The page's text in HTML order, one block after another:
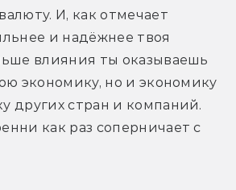
И, как отмечает
и надёжнее твоя
влияния ты оказываешь
экономику, но и экономику
других стран и компаний.
как раз соперничает с